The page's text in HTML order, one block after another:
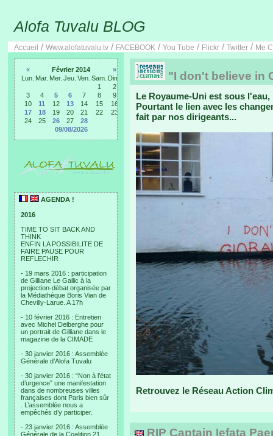
Alofa Tuvalu BLOG
Accueil / Www.alofatuvalu.tv / FACEBOOK / You Tube / Flickr / Twitter / Me
« Février 2014
»
Lun. Mar. Mer. Jeu. Ven. Sam. Dim.
1
2
3
4 5 6 7 8
9
10
11 12 13 14 15
16
17
18 19 20 21 22
23
24
25 26 27
28
09/08/2026
AGENDA !
2016
TIME TO SIT BACK AND
THINK
ENFIN LA POSSIBILITE DE
FAIRE PAUSE POUR
REFLECHIR
- 19 mars 2016 : participation
de Gilliane Le Gallic à la
projection-débat organisée par
la Médiathèque Boris Vian de
Chevilly-Larue. A 17h
- 10 février 2016 : Entretien
avec Michel Delberghe pour
un portrait de Gilliane dans le
magazine de la CIMADE
- 30 janvier 2016 : Assemblée
Générale d’Alofa Tuvalu
- 30 janvier 2016 : “Non à l’état
d’urgence” une manifestation
dans de nombreuses villes
françaises dont Paris bien sûr
. L’assemblée nous a
empêchés d’y participer.
- 23 janvier 2016 : Assemblée
Générale de la Coalition 21
"I don't believe in
Le Royaume-Uni est sous
Pourtant le lien avec les
fait par nos dirigeants...
Retrouvez le Réseau Action
RIP Captain Iefata